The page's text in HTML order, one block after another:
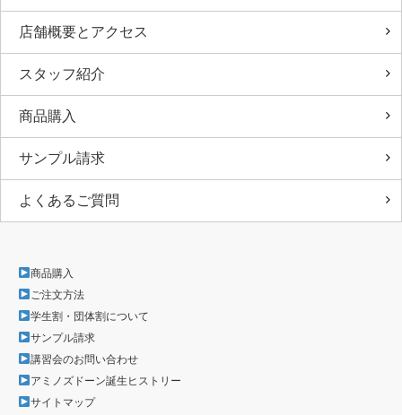
店舗概要とアクセス
スタッフ紹介
商品購入
サンプル請求
よくあるご質問
商品購入
ご注文方法
学生割・団体割について
サンプル請求
講習会のお問い合わせ
アミノズドーン誕生ヒストリー
サイトマップ